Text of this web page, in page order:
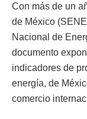
Con más de un
de México
Nacional de
documento
indicadores de
energía, de
comercio